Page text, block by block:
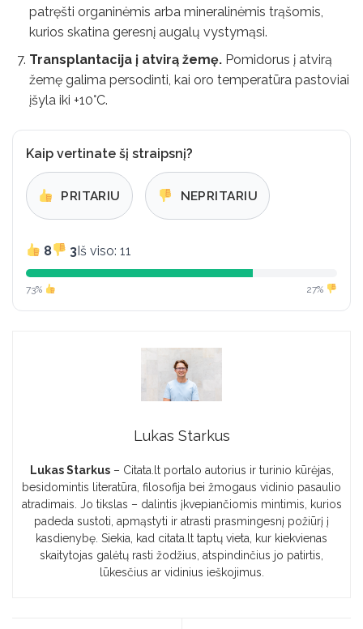
patręšti organinėmis arba mineralinėmis trąšomis,
kurios skatina geresnį augalų vystymąsi.
Transplantacija į atvirą žemę. Pomidorus į atvirą
žemę galima persodinti, kai oro temperatūra pastoviai
įšyla iki +10°C.
Kaip vertinate šį straipsnį?
PRITARIU NEPRITARIU
8 3Iš viso: 11
73% 27%
Lukas Starkus
Lukas Starkus– Citata.lt portalo autorius ir turinio kūrėjas,
besidomintis literatūra, filosofija bei žmogaus vidinio pasaulio
atradimais. Jo tikslas – dalintis įkvepiančiomis mintimis, kurios
padeda sustoti, apmąstyti ir atrasti prasmingesnį požiūrį į
kasdienybę. Siekia, kad citata.lt taptų vieta, kur kiekvienas
skaitytojas galėtų rasti žodžius, atspindinčius jo patirtis,
lūkesčius ar vidinius ieškojimus.